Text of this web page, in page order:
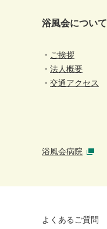
浴風会について
ご挨拶
法人概要
交通アクセス
浴風会病院
よくあるご質問